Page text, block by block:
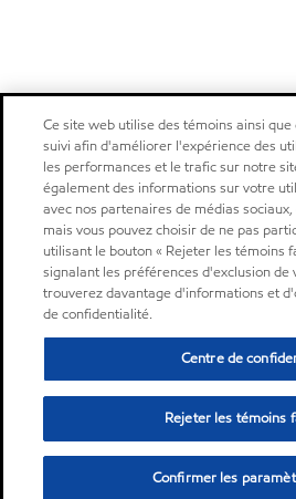
Ce site web utilise des témoins ainsi
suivi afin d'améliorer l'expérience des
les performances et le trafic sur notre
également des informations sur votre
avec nos partenaires de médias
mais vous pouvez choisir de ne pas
utilisant le bouton « Rejeter les témoins
signalant les préférences d'exclusion de
trouverez davantage d'informations et
de confidentialité.
Centre de
Rejeter les témoins
Confirmer les